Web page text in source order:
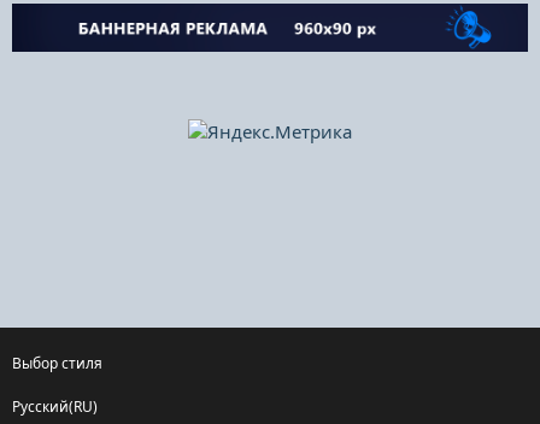
Выбор стиля
Русский(RU)